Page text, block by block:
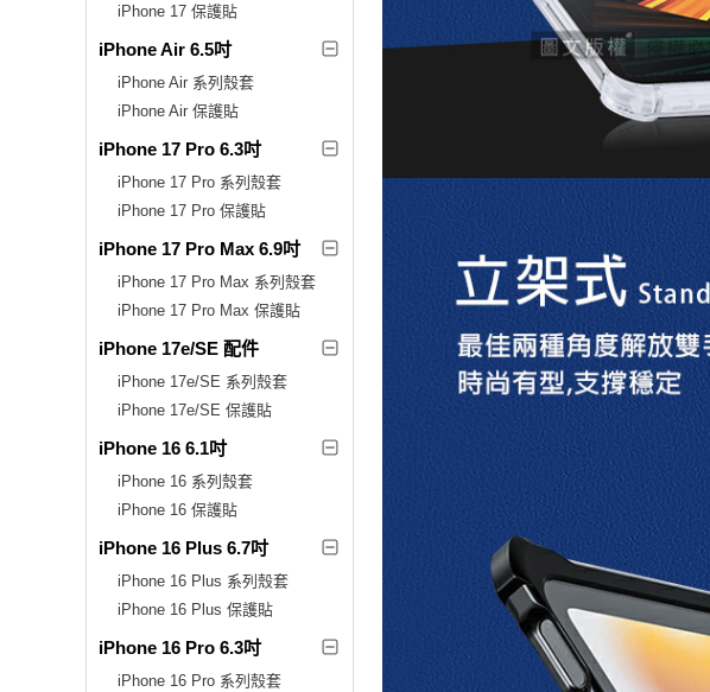
iPhone 17 保護貼
iPhone Air 6.5吋
iPhone Air 系列殼套
iPhone Air 保護貼
iPhone 17 Pro 6.3吋
iPhone 17 Pro 系列殼套
iPhone 17 Pro 保護貼
iPhone 17 Pro Max 6.9吋
iPhone 17 Pro Max 系列殼套
iPhone 17 Pro Max 保護貼
iPhone 17e/SE 配件
iPhone 17e/SE 系列殼套
iPhone 17e/SE 保護貼
iPhone 16 6.1吋
iPhone 16 系列殼套
iPhone 16 保護貼
iPhone 16 Plus 6.7吋
iPhone 16 Plus 系列殼套
iPhone 16 Plus 保護貼
iPhone 16 Pro 6.3吋
iPhone 16 Pro 系列殼套